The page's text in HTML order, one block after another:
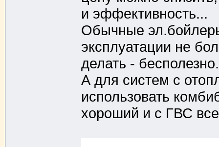
и эффективность...
Обычные
эксплуатации не
делать - бесполезно.
А для систем с
использовать
хороший и с ГВС